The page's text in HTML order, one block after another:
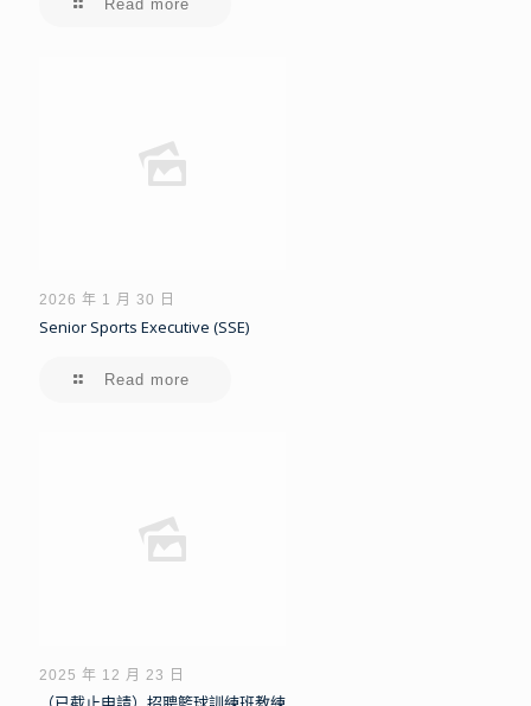
Read more
2026 年 1 月 30 日
Senior Sports Executive (SSE)
Read more
2025 年 12 月 23 日